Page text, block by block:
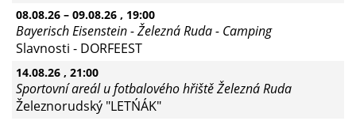
08.08.26 – 09.08.26 , 19:00
Bayerisch Eisenstein - Železná Ruda - Camping
Slavnosti - DORFEEST
14.08.26 , 21:00
Sportovní areál u fotbalového hřiště Železná Ruda
Železnorudský "LETŃÁK"